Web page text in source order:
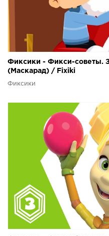
Фиксики - Фикси-советы.
(Маскарад) / Fixiki
Фиксики